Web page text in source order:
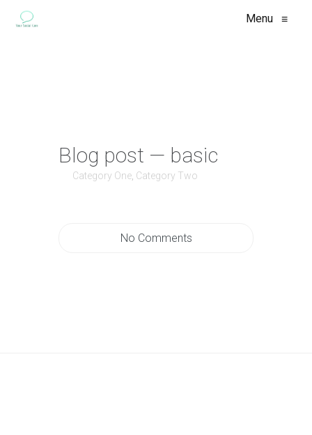
Menu ≡
Blog post — basic
Category One Category Two
No Comments